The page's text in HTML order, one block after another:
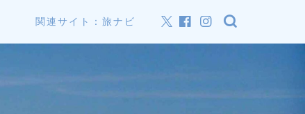
関連サイト：旅ナビ